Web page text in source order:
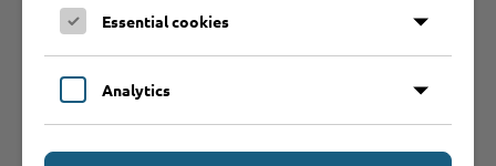
22964 Steinburg-Sprenge, T 04534 551
Gastronomie
Essential cookies
Analytics